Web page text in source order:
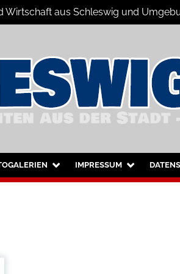
Wirtschaft aus Schleswig und
und Umgebung
IMPRESSUM